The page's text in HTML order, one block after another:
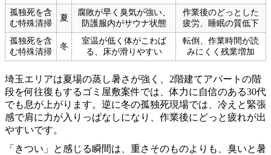
孤独死を含
む特殊清掃
夏
腐敗が早く臭気が強い、
防護服内がサウナ状態
作業後のどっとした
疲労、睡眠の質低下
孤独死を含
む特殊清掃
冬
室温が低く体がこわば
る、床が滑りやすい
転倒、作業時間が読
みにくく残業増加
埼玉エリアは夏場の蒸し暑さが強く、2階建てアパートの階
段を何往復もするゴミ屋敷案件では、体力に自信のある30代
でも息が上がります。逆に冬の孤独死現場では、冷えと緊張
感で肩に力が入りっぱなしになり、作業後にどっと疲れが出
やすいです。
「きつい」と感じる瞬間は、重さそのものよりも、臭いと暑